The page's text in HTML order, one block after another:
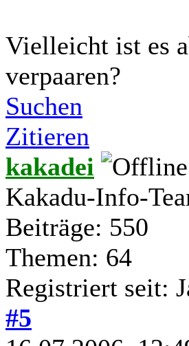
Vielleicht ist es
verpaaren?
Suchen
Zitieren
kakadei
Kakadu-Info-
Beiträge: 550
Themen: 64
Registriert seit:
#5